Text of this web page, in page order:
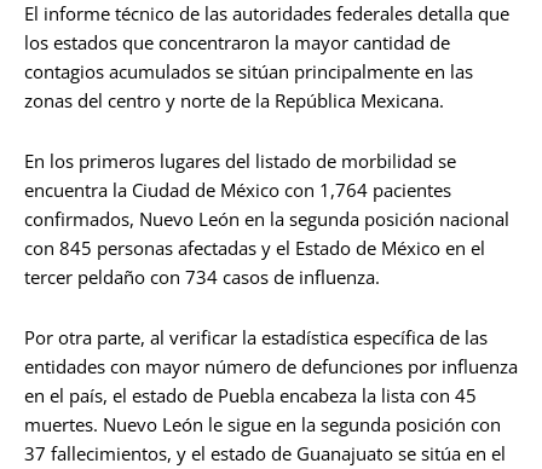
El informe técnico de las autoridades federales detalla que
los estados que concentraron la mayor cantidad de
contagios acumulados se sitúan principalmente en las
zonas del centro y norte de la República Mexicana.
En los primeros lugares del listado de morbilidad se
encuentra la Ciudad de México con 1,764 pacientes
confirmados, Nuevo León en la segunda posición nacional
con 845 personas afectadas y el Estado de México en el
tercer peldaño con 734 casos de influenza.
Por otra parte, al verificar la estadística específica de las
entidades con mayor número de defunciones por influenza
en el país, el estado de Puebla encabeza la lista con 45
muertes. Nuevo León le sigue en la segunda posición con
37 fallecimientos, y el estado de Guanajuato se sitúa en el